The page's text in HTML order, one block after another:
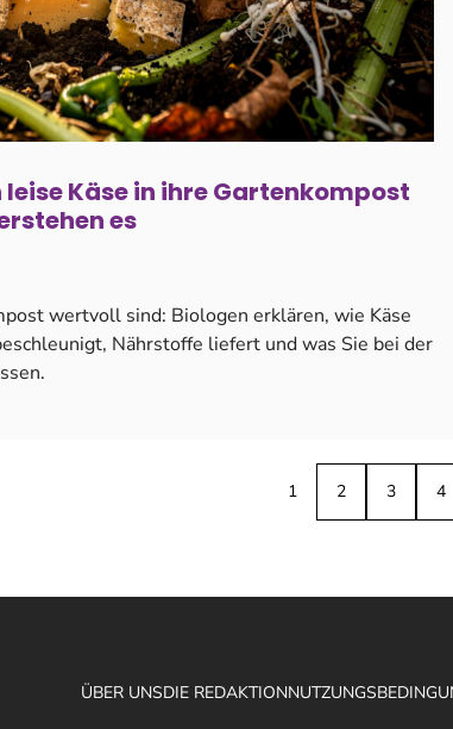
Käse in ihre Gartenkompost
es
wertvoll sind: Biologen erklären, wie Käse
Nährstoffe liefert und was Sie bei der
1 2 3 4
ÜBER UNSDIE REDAKTION